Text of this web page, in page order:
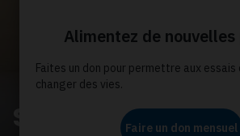
Salade de